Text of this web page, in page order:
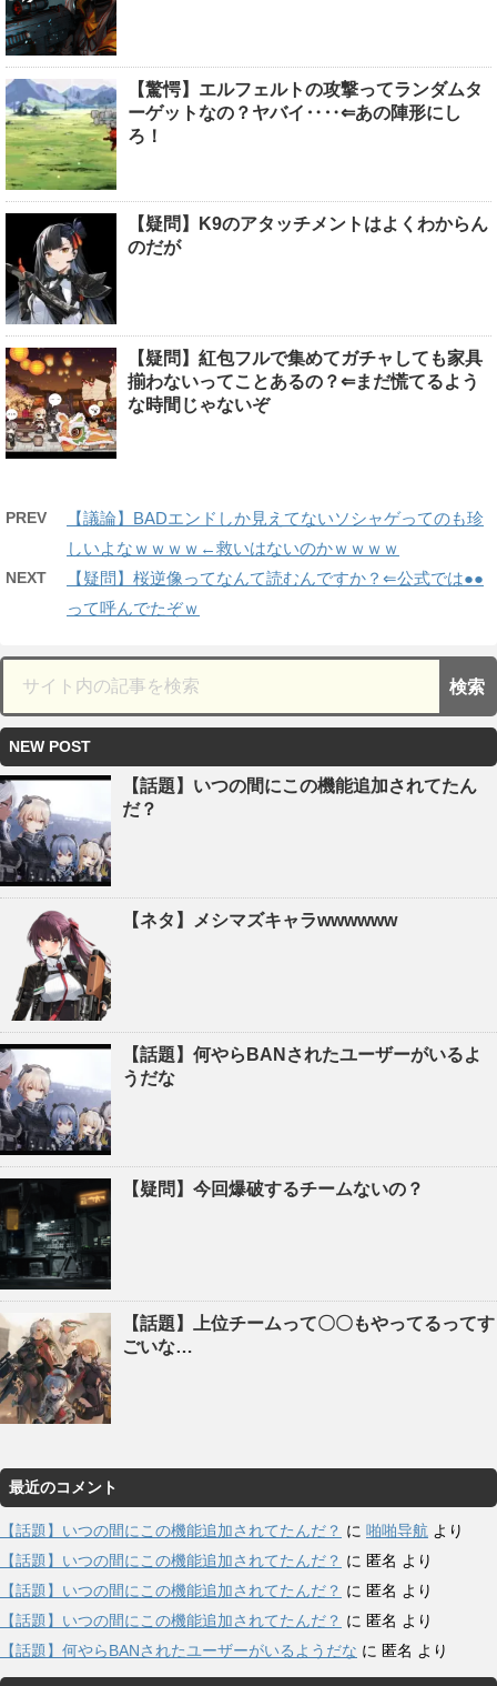
【驚愕】エルフェルトの攻撃ってランダムタ
ーゲットなの？ヤバイ‥‥⇐あの陣形にし
ろ！
【疑問】K9のアタッチメントはよくわからん
のだが
【疑問】紅包フルで集めてガチャしても家具
揃わないってことあるの？⇐まだ慌てるよう
な時間じゃないぞ
PREV
【議論】BADエンドしか見えてないソシャゲってのも珍
しいよなｗｗｗｗ←救いはないのかｗｗｗｗ
NEXT
【疑問】桜逆像ってなんて読むんですか？⇐公式では●●
って呼んでたぞｗ
NEW POST
【話題】いつの間にこの機能追加されてたん
だ？
【ネタ】メシマズキャラwwwwww
【話題】何やらBANされたユーザーがいるよ
うだな
【疑問】今回爆破するチームないの？
【話題】上位チームって〇〇もやってるってす
ごいな…
最近のコメント
【話題】いつの間にこの機能追加されてたんだ？ に 啪啪导航 より
【話題】いつの間にこの機能追加されてたんだ？ に 匿名 より
【話題】いつの間にこの機能追加されてたんだ？ に 匿名 より
【話題】いつの間にこの機能追加されてたんだ？ に 匿名 より
【話題】何やらBANされたユーザーがいるようだな に 匿名 より